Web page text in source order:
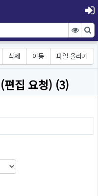
삭제 이동 파일 올리기
(편집 요청) (3)